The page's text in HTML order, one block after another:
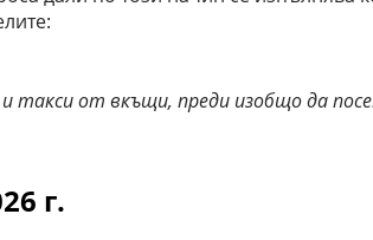
такси от вкъщи, преди изобщо да
г.